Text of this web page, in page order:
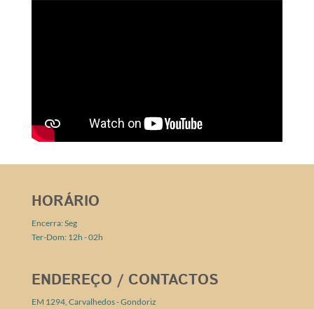
HORÁRIO
Encerra: Seg
Ter-Dom: 12h - 02h
ENDEREÇO / CONTACTOS
EM 1294, Carvalhedos - Gondoriz